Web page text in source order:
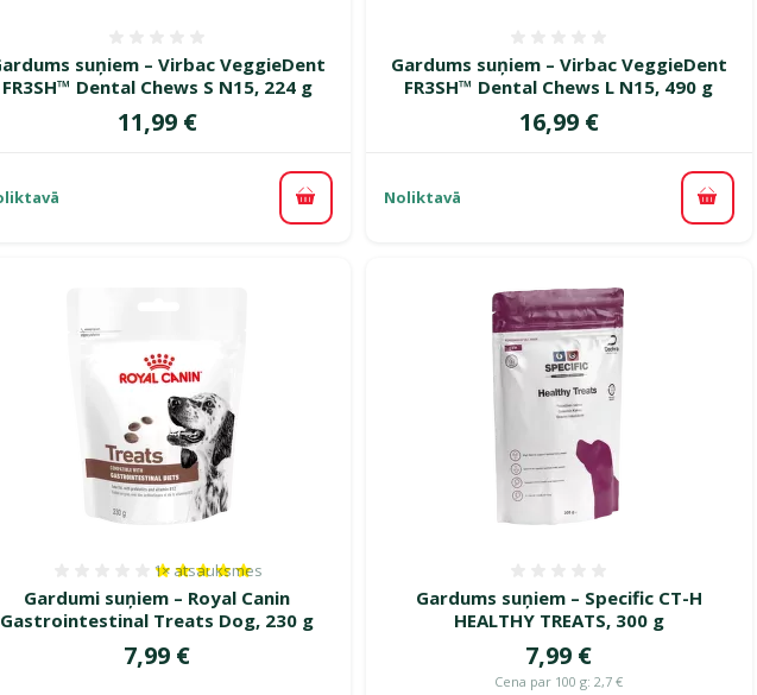
suņiem – Virbac VeggieDent
FR3SH™ Dental Chews S N15, 224 g
Cena
11,99 €
Pievienot grozam
Gardums suņiem – Virbac VeggieDent
FR3SH™ Dental Chews L N15, 490 g
Cena
16,99 €
Noliktavā
Gardumi suņiem – Royal Canin
Gastrointestinal Treats Dog, 230 g
Atsauksmes 100%, reitingu skaits: 1
1× atsauksmes
Cena
7,99 €
Gardums suņiem – Specific CT-H
HEALTHY TREATS, 300 g
Cena
7,99 €
Cena par 100 g: 2,7 €